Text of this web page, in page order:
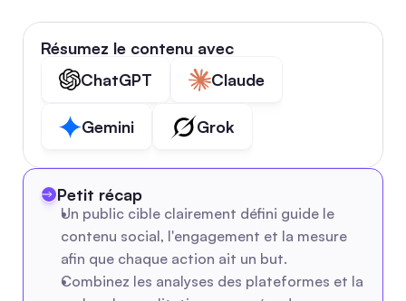
Résumez le contenu avec
ChatGPT
Claude
Gemini Grok
Petit récap
Un public cible clairement défini guide le
contenu social, l'engagement et la mesure
afin que chaque action ait un but.
Combinez les analyses des plateformes et la